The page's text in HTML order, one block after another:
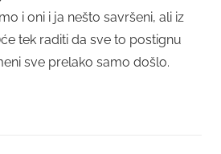
i oni i ja nešto savršeni, ali iz
tek raditi da sve to postignu
sve prelako samo došlo.